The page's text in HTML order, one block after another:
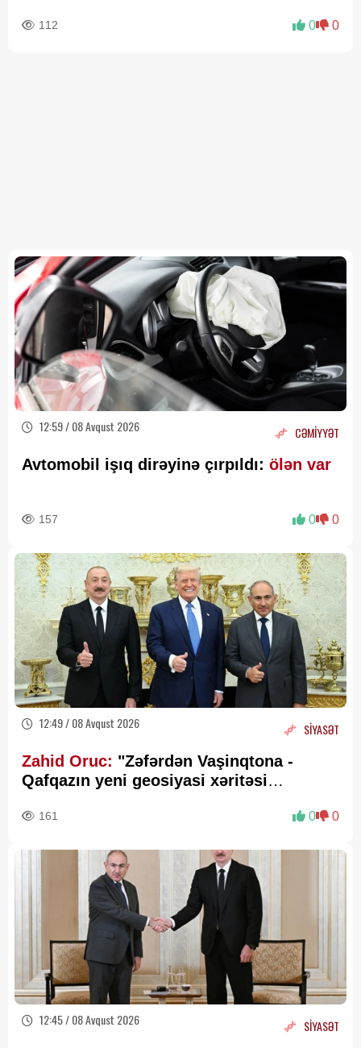
112 0 0
12:59 / 08 Avqust 2026 CƏMİYYƏT
Avtomobil işıq dirəyinə çırpıldı: ölən var
157 0 0
12:49 / 08 Avqust 2026 SİYASƏT
Zahid Oruc: "Zəfərdən Vaşinqtona -
Qafqazın yeni geosiyasi xəritəsi
161 0 0
12:45 / 08 Avqust 2026 SİYASƏT